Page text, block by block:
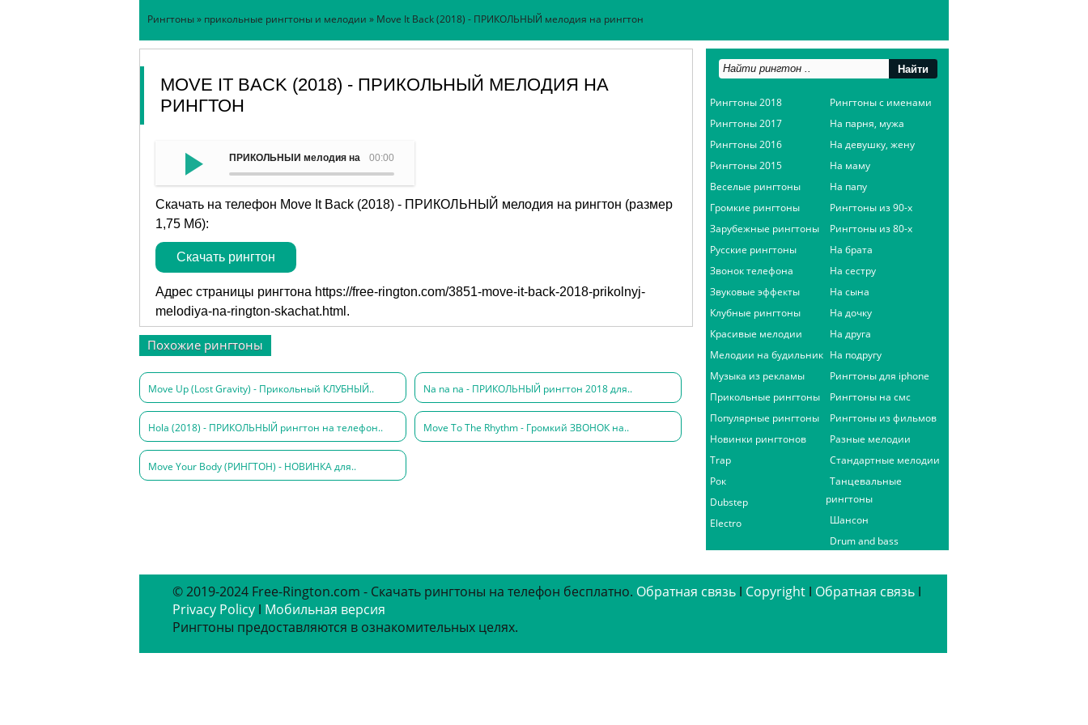
Рингтоны» прикольные рингтоны и мелодии » Move It Back (2018) - ПРИКОЛЬНЫЙ мелодия на рингтон
MOVE IT BACK (2018) - ПРИКОЛЬНЫЙ МЕЛОДИЯ НА
РИНГТОН
00:00
ПРИКОЛЬНЫЙ мелодия на рингтон - Move It Back (2018)
Скачать на телефон Move It Back (2018) - ПРИКОЛЬНЫЙ мелодия на рингтон (размер
1,75 Мб):
Скачать рингтон
Адрес страницы рингтона https://free-rington.com/3851-move-it-back-2018-prikolnyj-
melodiya-na-rington-skachat.html .
Похожие рингтоны
Move Up (Lost Gravity) - Прикольный КЛУБНЫЙ.. Na na na - ПРИКОЛЬНЫЙ рингтон 2018 для..
Hola (2018) - ПРИКОЛЬНЫЙ рингтон на телефон.. Move To The Rhythm - Громкий ЗВОНОК на..
Move Your Body (РИНГТОН) - НОВИНКА для..
Рингтоны 2018
Рингтоны 2017
Рингтоны 2016
Рингтоны 2015
Веселые рингтоны
Громкие рингтоны
Зарубежные рингтоны
Русские рингтоны
Звонок телефона
Звуковые эффекты
Клубные рингтоны
Красивые мелодии
Мелодии на будильник
Музыка из рекламы
Прикольные рингтоны
Популярные рингтоны
Новинки рингтонов
Trap
Рок
Dubstep
Electro
Рингтоны с именами
На парня, мужа
На девушку, жену
На маму
На папу
Рингтоны из 90-х
Рингтоны из 80-х
На брата
На сестру
На сына
На дочку
На друга
На подругу
Рингтоны для iphone
Рингтоны на смс
Рингтоны из фильмов
Разные мелодии
Стандартные мелодии
Танцевальные
рингтоны
Шансон
Drum and bass
© 2019-2024 Free-Rington.com - Скачать рингтоны на телефон бесплатно. Обратная связь ǀ Copyright ǀ Обратная связь ǀ
Privacy Policy ǀ Мобильная версия
Рингтоны предоставляются в ознакомительных целях.